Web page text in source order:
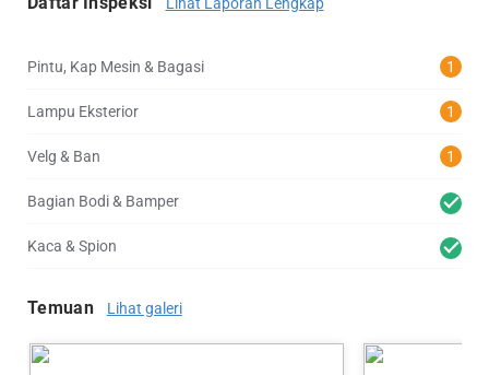
Lihat Laporan Lengkap
Pintu, Kap Mesin & Bagasi 1
Lampu Eksterior 1
Velg & Ban 1
Bagian Bodi & Bamper
Kaca & Spion
Temuan Lihat galeri